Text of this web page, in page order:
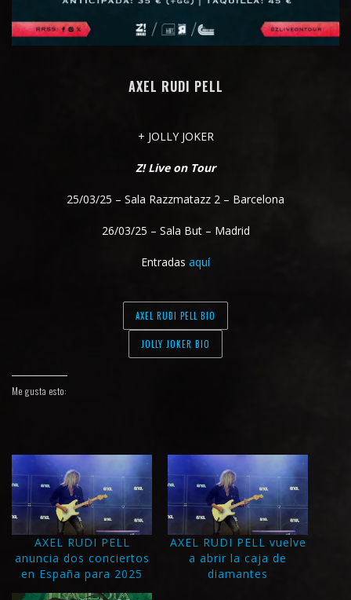
AXEL RUDI PELL
+ JOLLY JOKER
Z! Live on Tour
25/03/25 – Sala Razzmatazz 2 – Barcelona
26/03/25 – Sala But – Madrid
Entradas aquí
AXEL RUDI PELL BIO
JOLLY JOKER BIO
Me gusta esto:
AXEL RUDI PELL
anuncia dos conciertos
en España para 2025
AXEL RUDI PELL vuelve
a abrir la caja de
diamantes